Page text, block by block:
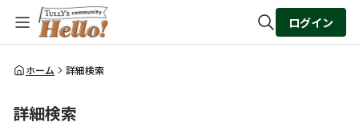
全体検索
ログイン
ホーム 詳細検索
詳細検索